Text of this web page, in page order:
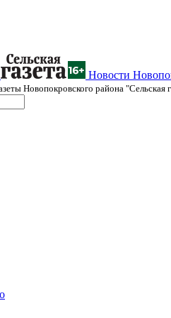
Новости
Новопокровского района "Сельская